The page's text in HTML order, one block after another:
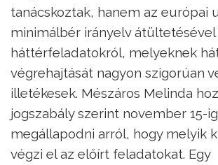
tanácskoztak, hanem az európai
minimálbér irányelv átültetésével
háttérfeladatokról, melyeknek
végrehajtását nagyon szigorúan
illetékesek. Mészáros Melinda
jogszabály szerint november 15-
megállapodni arról, hogy melyik
végzi el az előírt feladatokat. Egy